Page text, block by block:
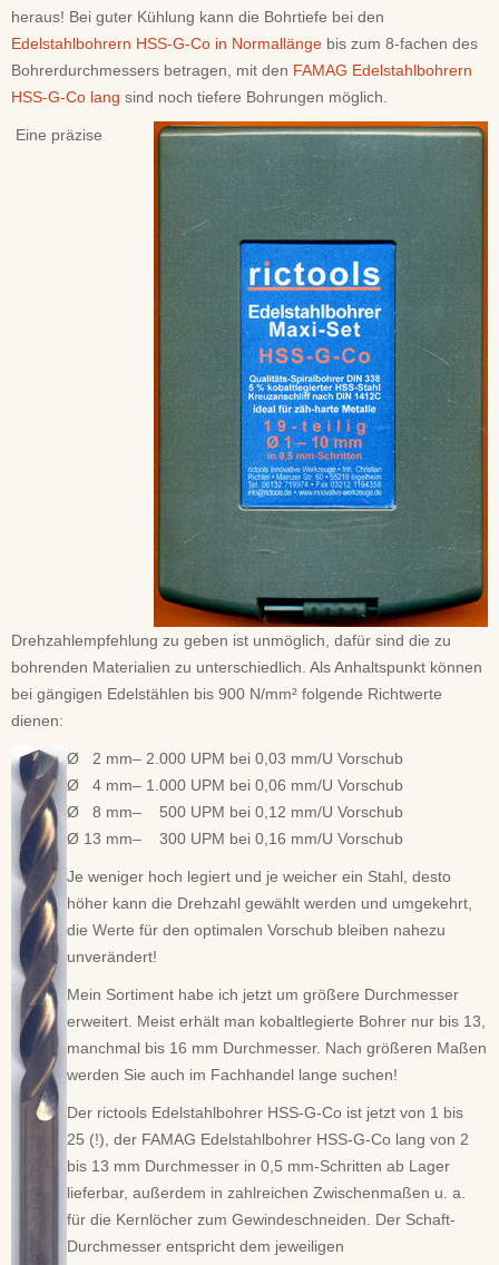
heraus! Bei guter Kühlung kann die Bohrtiefe bei den
Edelstahlbohrern HSS-G-Co in Normallänge bis zum 8-fachen des
Bohrerdurchmessers betragen, mit den FAMAG Edelstahlbohrern
HSS-G-Co lang sind noch tiefere Bohrungen möglich.
Eine präzise
Drehzahlempfehlung zu geben ist unmöglich, dafür sind die zu
bohrenden Materialien zu unterschiedlich. Als Anhaltspunkt können
bei gängigen Edelstählen bis 900 N/mm² folgende Richtwerte
dienen:
Ø 2 mm– 2.000 UPM bei 0,03 mm/U Vorschub
Ø 4 mm– 1.000 UPM bei 0,06 mm/U Vorschub
Ø 8 mm– 500 UPM bei 0,12 mm/U Vorschub
Ø 13 mm– 300 UPM bei 0,16 mm/U Vorschub
Je weniger hoch legiert und je weicher ein Stahl, desto
höher kann die Drehzahl gewählt werden und umgekehrt,
die Werte für den optimalen Vorschub bleiben nahezu
unverändert!
Mein Sortiment habe ich jetzt um größere Durchmesser
erweitert. Meist erhält man kobaltlegierte Bohrer nur bis 13,
manchmal bis 16 mm Durchmesser. Nach größeren Maßen
werden Sie auch im Fachhandel lange suchen!
Der rictools Edelstahlbohrer HSS-G-Co ist jetzt von 1 bis
25 (!), der FAMAG Edelstahlbohrer HSS-G-Co lang von 2
bis 13 mm Durchmesser in 0,5 mm-Schritten ab Lager
lieferbar, außerdem in zahlreichen Zwischenmaßen u. a.
für die Kernlöcher zum Gewindeschneiden. Der Schaft-
Durchmesser entspricht dem jeweiligen